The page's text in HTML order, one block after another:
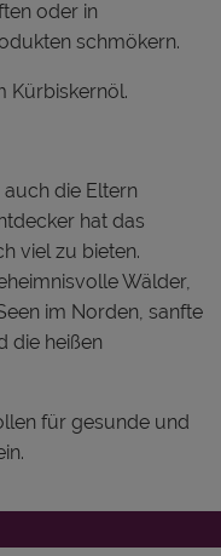
oder in
schmökern.
Kürbiskernöl.
die Eltern
hat das
viel zu bieten.
Wälder,
im Norden, sanfte
die heißen
für gesunde und